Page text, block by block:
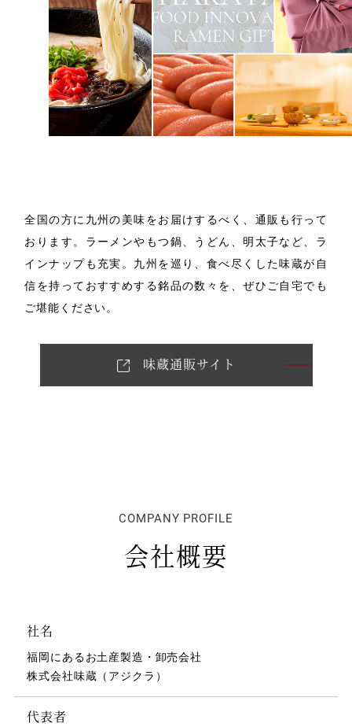
全国の方に九州の美味をお届けするべく、通販も行って
おります。 ラーメンやもつ鍋、うどん、明太子など、ラ
インナップも充実。 九州を巡り、食べ尽くした味蔵が自
信を持っておすすめする銘品の数々を、ぜひご自宅でも
ご堪能ください。
味蔵通販サイト
COMPANY PROFILE
会社概要
社名
福岡にあるお土産製造・卸売会社
株式会社味蔵（アジクラ）
代表者